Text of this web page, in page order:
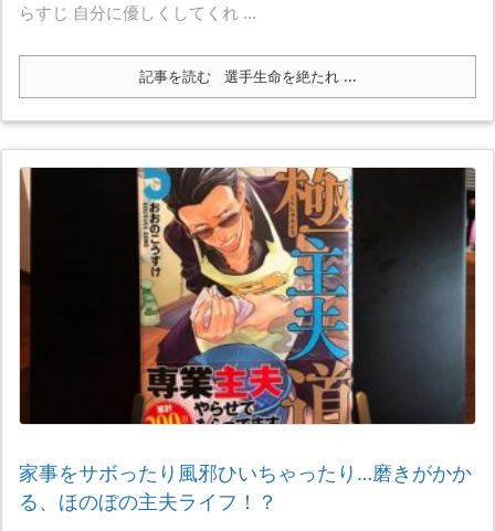
らすじ 自分に優しくしてくれ ...
記事を読む 選手生命を絶たれ ...
家事をサボったり風邪ひいちゃったり…磨きがかか
る、ほのぼの主夫ライフ！？